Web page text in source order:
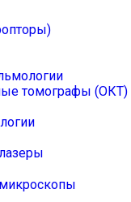
томографы (ОКТ)